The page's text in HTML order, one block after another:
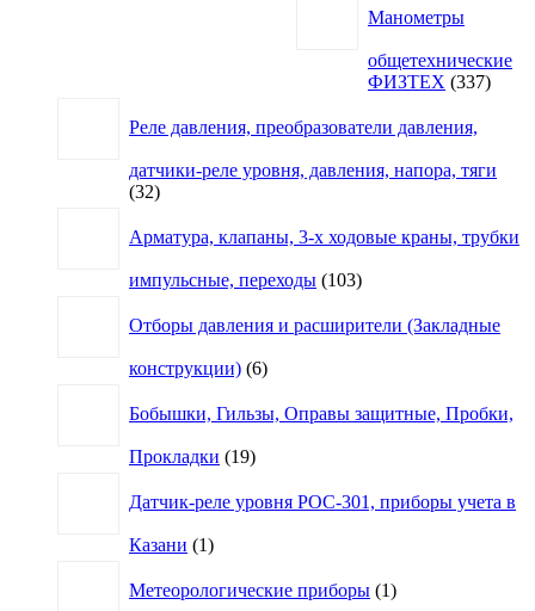
Манометры
общетехнические
ФИЗТЕХ 337337
Реле давления, преобразователи давления,
датчики-реле уровня, давления, напора, тяги
3232
Арматура, клапаны, 3-х ходовые краны, трубки
импульсные, переходы 103103
Отборы давления и расширители (Закладные
конструкции) 66
Бобышки, Гильзы, Оправы защитные, Пробки,
Прокладки 1919
Датчик-реле уровня РОС-301, приборы учета в
Казани 11
Метеорологические приборы 1товар